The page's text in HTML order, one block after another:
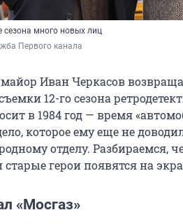
сезона много новых лиц
Первого канала
Иван Черкасов
12-го сезона
в 1984 год — время
которое ему еще не
отделу. Разбираемся,
герои появятся на
«Мосгаз»